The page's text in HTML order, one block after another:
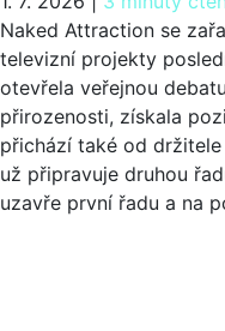
Naked Attraction se
televizní projekty
otevřela veřejnou
přirozenosti, získala
přichází také od držitele
už připravuje druhou
uzavře první řadu a na